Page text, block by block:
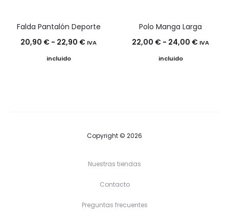
Falda Pantalón Deporte
20,90 € - 22,90 €Rango
22,90 €
IVA
incluido
Polo Manga Larga
22,00 € - 24,00 €Rango
IVA
incluido
Copyright © 2026
Nuestras tiendas
Contacto
Preguntas frecuentes